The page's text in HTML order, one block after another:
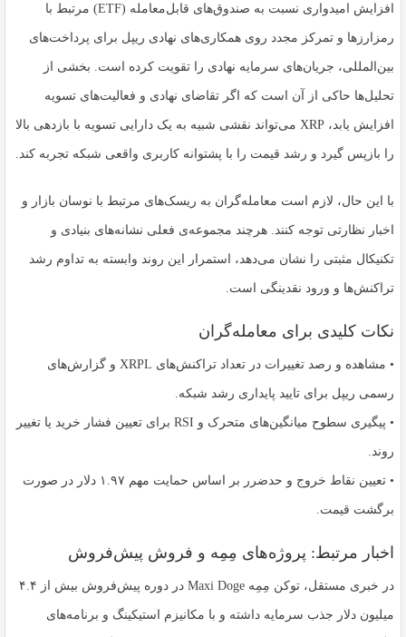
افزایش امیدواری نسبت به صندوق‌های قابل‌معامله (ETF) مرتبط با
رمزارزها و تمرکز مجدد روی همکاری‌های نهادی ریپل برای پرداخت‌های
بین‌المللی، جریان‌های سرمایه نهادی را تقویت کرده است. بخشی از
تحلیل‌ها حاکی از آن است که اگر تقاضای نهادی و فعالیت‌های تسویه
افزایش یابد، XRP می‌تواند نقشی شبیه به یک دارایی تسویه با بازدهی بالا
را بازپس گیرد و رشد قیمت را با پشتوانه کاربری واقعی شبکه تجربه کند.
با این حال، لازم است معامله‌گران به ریسک‌های مرتبط با نوسان بازار و
اخبار نظارتی توجه کنند. هرچند مجموعه‌ی فعلی نشانه‌های بنیادی و
تکنیکال مثبتی را نشان می‌دهد، استمرار این روند وابسته به تداوم رشد
تراکنش‌ها و ورود نقدینگی است.
نکات کلیدی برای معامله‌گران
• مشاهده و رصد تغییرات در تعداد تراکنش‌های XRPL و گزارش‌های
رسمی ریپل برای تایید پایداری رشد شبکه.
• پیگیری سطوح میانگین‌های متحرک و RSI برای تعیین فشار خرید یا تغییر
روند.
• تعیین نقاط خروج و حدضرر بر اساس حمایت مهم ۱.۹۷ دلار در صورت
برگشت قیمت.
اخبار مرتبط: پروژه‌های مِمِه و فروش پیش‌فروش
در خبری مستقل، توکن مِمِه Maxi Doge در دوره پیش‌فروش بیش از ۴.۴
میلیون دلار جذب سرمایه داشته و با مکانیزم استیکینگ و برنامه‌های